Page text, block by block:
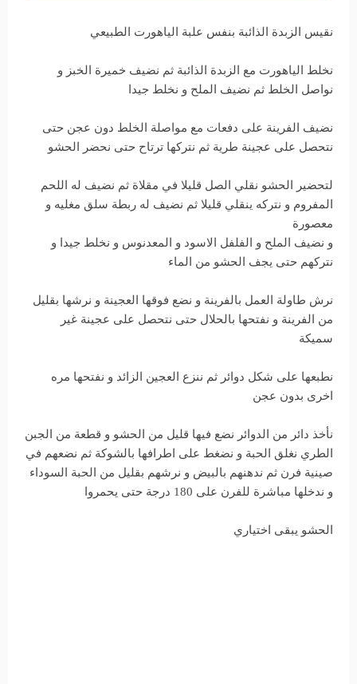
نقيس الزبدة الذائبة بنفس علبة الياهورت الطبيعي
نخلط الياهورت مع الزبدة الذائبة ثم نضيف خميرة الخبز و
نواصل الخلط ثم نضيف الملح و نخلط جيدا
نضيف الفرينة على دفعات مع مواصلة الخلط دون عجن حتى
نتحصل على عجينة طرية ثم نتركها ترتاح حتى نحضر الحشو
لتحضير الحشو نقلي الصل قليلا في مقلاة ثم نضيف له اللحم
المفروم و نتركه ينقلي قليلا ثم نضيف له ربطة سلق مغليه و
معصورة
و نضيف الملح و الفلفل الاسود و المعدنوس و نخلط جيدا و
نتركهم حتى يجف الحشو من الماء
نرش طاولة العمل بالفرينة و نضع فوقها العجينة و نرشها بقليل
من الفرينة و نفتحها بالحلال حتى نتحصل على عجينة غير
سميكة
نطبعها على شكل دوائر ثم ننزع العجين الزائد و نفتحها مره
اخرى بدون عجن
نأخذ دائر من الدوائر نضع فيها قليل من الحشو و قطعة من الجبن
الطري نغلق الحبة و نضغط على اطرافها بالشوكة ثم نضعهم في
صينية فرن ثم ندهنهم بالبيض و نرشهم بقليل من الحبة السوداء
و ندخلها مباشرة للفرن على 180 درجة حتى يحمروا
الحشو يبقى اختياري